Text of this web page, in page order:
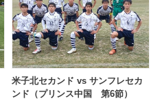
米子北セカンド vs サンフレセカ
ンド（プリンス中国 第6節）